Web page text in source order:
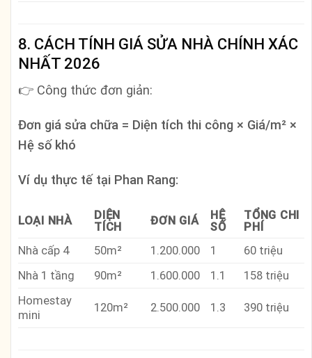
8. CÁCH TÍNH GIÁ SỬA NHÀ CHÍNH XÁC
NHẤT 2026
👉 Công thức đơn giản:
Đơn giá sửa chữa = Diện tích thi công × Giá/m² ×
Hệ số khó
Ví dụ thực tế tại Phan Rang:
LOẠI NHÀ
DIỆN
TÍCH
ĐƠN GIÁ
HỆ
SỐ
TỔNG CHI
PHÍ
Nhà cấp 4
50m² 1.200.000 1
60 triệu
Nhà 1 tầng
90m² 1.600.000 1.1
158 triệu
Homestay
mini
120m² 2.500.000 1.3 390 triệu